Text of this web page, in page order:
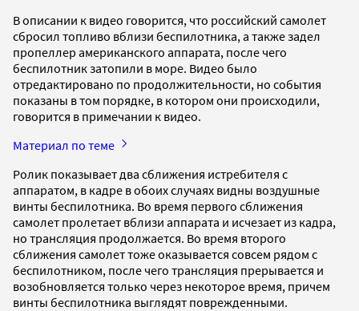
В описании к видео говорится, что российский самолет
сбросил топливо вблизи беспилотника, а также задел
пропеллер американского аппарата, после чего
беспилотник затопили в море. Видео было
отредактировано по продолжительности, но события
показаны в том порядке, в котором они происходили,
говорится в примечании к видео.
Материал по теме
Ролик показывает два сближения истребителя с
аппаратом, в кадре в обоих случаях видны воздушные
винты беспилотника. Во время первого сближения
самолет пролетает вблизи аппарата и исчезает из кадра,
но трансляция продолжается. Во время второго
сближения самолет тоже оказывается совсем рядом с
беспилотником, после чего трансляция прерывается и
возобновляется только через некоторое время, причем
винты беспилотника выглядят поврежденными.